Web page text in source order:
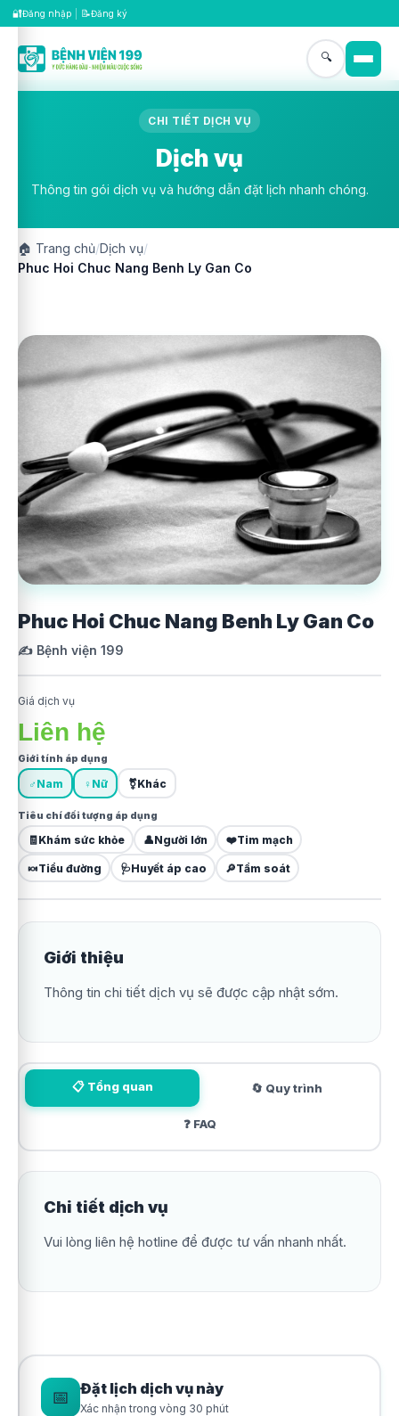
🔐Đăng nhập 📝Đăng ký
🔍
CHI TIẾT DỊCH VỤ
Dịch vụ
Thông tin gói dịch vụ và hướng dẫn đặt lịch nhanh chóng.
🏠 Trang chủ/Dịch vụ/
Phuc Hoi Chuc Nang Benh Ly Gan Co
Phuc Hoi Chuc Nang Benh Ly Gan Co
✍️ Bệnh viện 199
Giá dịch vụ
Liên hệ
Giới tính áp dụng
♂ Nam ♀ Nữ ⚧Khác
Tiêu chí đối tượng áp dụng
🧾Khám sức khỏe 👤Người lớn ❤️Tim mạch
🍬Tiểu đường 🩺Huyết áp cao 🔎Tầm soát
Giới thiệu
Thông tin chi tiết dịch vụ sẽ được cập nhật sớm.
📋 Tổng quan 🔄 Quy trình
❓ FAQ
Chi tiết dịch vụ
Vui lòng liên hệ hotline để được tư vấn nhanh nhất.
📅 Đặt lịch dịch vụ này
Xác nhận trong vòng 30 phút